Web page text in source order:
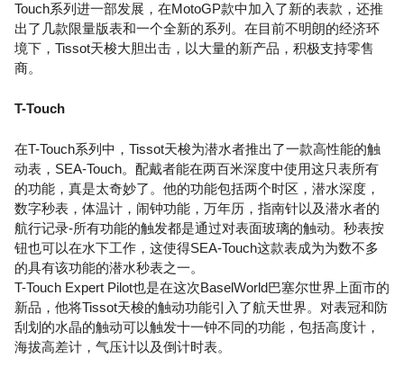
Touch系列进一部发展，在MotoGP款中加入了新的表款，还推
出了几款限量版表和一个全新的系列。在目前不明朗的经济环
境下，Tissot天梭大胆出击，以大量的新产品，积极支持零售
商。
T-Touch
在T-Touch系列中，Tissot天梭为潜水者推出了一款高性能的触
动表，SEA-Touch。配戴者能在两百米深度中使用这只表所有
的功能，真是太奇妙了。他的功能包括两个时区，潜水深度，
数字秒表，体温计，闹钟功能，万年历，指南针以及潜水者的
航行记录-所有功能的触发都是通过对表面玻璃的触动。秒表按
钮也可以在水下工作，这使得SEA-Touch这款表成为为数不多
的具有该功能的潜水秒表之一。
T-Touch Expert Pilot也是在这次BaselWorld巴塞尔世界上面市的
新品，他将Tissot天梭的触动功能引入了航天世界。对表冠和防
刮划的水晶的触动可以触发十一钟不同的功能，包括高度计，
海拔高差计，气压计以及倒计时表。